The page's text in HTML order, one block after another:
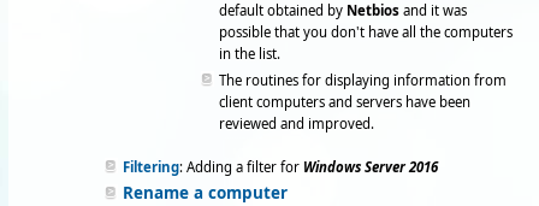
default obtained by Netbios and it was
possible that you don't have all the computers
in the list.
The routines for displaying information from
client computers and servers have been
reviewed and improved.
Filtering: Adding a filter for Windows Server 2016
Rename a computer